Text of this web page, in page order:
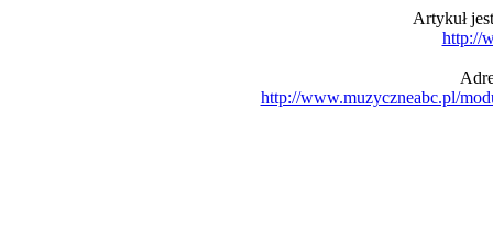
Artykuł
http://
http://www.muzyczneabc.pl/